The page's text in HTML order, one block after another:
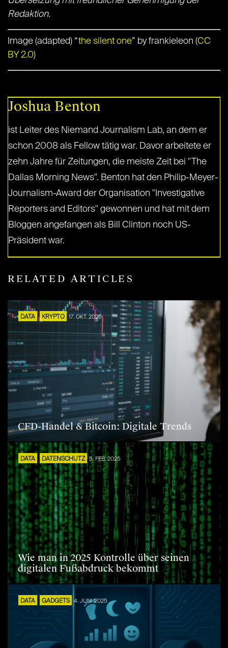
Redaktion.
Image (adapted) “the silent one” by frankieleon (CC
BY 2.0)
Joshua Benton
ist Leiter des Niemand Journalism Lab, an dem er
schon 2008 als Fellow tätig war. Davor arbeitete er
zehn Jahre für Zeitungen, die meiste Zeit bei "The
Dallas Morning News". Benton hat den Philip-Meyer-
Journalism-Award der Organisation "Investigative
Reporters and Editors" gewonnen und hat mit dem
Bloggen angefangen als Bill Clinton noch US-
Präsident war.
RELATED ARTICLES
DATA KRYPTO 17. OKT. 2025
CFD-Handel & Bitcoin: Digitale Trends
DATA DATENSCHUTZ 5. FEB. 2025
Wie man in 2025 Kontrolle über seinen
digitalen Fußabdruck bekommt
DATA GADGETS 4. JUNI 2025